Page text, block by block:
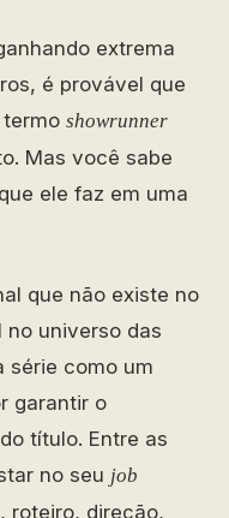
extrema
é provável que
showrunner
Mas você sabe
ele faz em uma
que não existe no
no universo das
série como um
garantir o
título. Entre as
no seu job
roteiro, direção,